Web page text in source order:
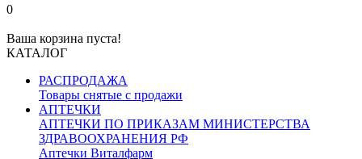
0
Ваша корзина пуста!
КАТАЛОГ
РАСПРОДАЖА
Товары снятые с продажи
АПТЕЧКИ
АПТЕЧКИ ПО ПРИКАЗАМ МИНИСТЕРСТВА
ЗДРАВООХРАНЕНИЯ РФ
Аптечки Виталфарм